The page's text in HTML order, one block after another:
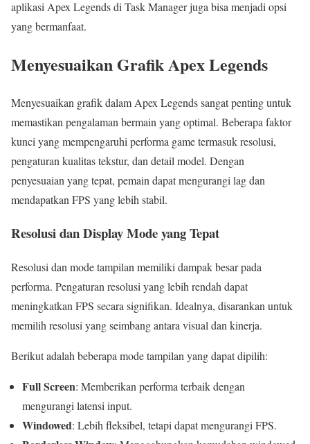
aplikasi Apex Legends di Task Manager juga bisa menjadi opsi
yang bermanfaat.
Menyesuaikan Grafik Apex Legends
Menyesuaikan grafik dalam Apex Legends sangat penting untuk
memastikan pengalaman bermain yang optimal. Beberapa faktor
kunci yang mempengaruhi performa game termasuk resolusi,
pengaturan kualitas tekstur, dan detail model. Dengan
penyesuaian yang tepat, pemain dapat mengurangi lag dan
mendapatkan FPS yang lebih stabil.
Resolusi dan Display Mode yang Tepat
Resolusi dan mode tampilan memiliki dampak besar pada
performa. Pengaturan resolusi yang lebih rendah dapat
meningkatkan FPS secara signifikan. Idealnya, disarankan untuk
memilih resolusi yang seimbang antara visual dan kinerja.
Berikut adalah beberapa mode tampilan yang dapat dipilih:
Full Screen: Memberikan performa terbaik dengan
mengurangi latensi input.
Windowed: Lebih fleksibel, tetapi dapat mengurangi FPS.